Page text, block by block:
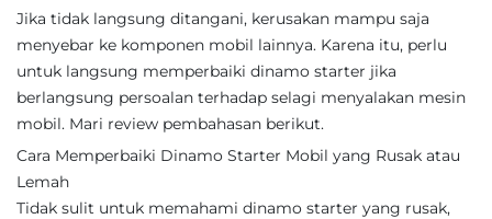
Jika tidak langsung ditangani, kerusakan mampu saja
menyebar ke komponen mobil lainnya. Karena itu, perlu
untuk langsung memperbaiki dinamo starter jika
berlangsung persoalan terhadap selagi menyalakan mesin
mobil. Mari review pembahasan berikut.
Cara Memperbaiki Dinamo Starter Mobil yang Rusak atau
Lemah
Tidak sulit untuk memahami dinamo starter yang rusak,